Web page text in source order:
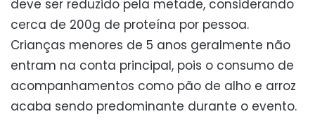
deve ser reduzido pela metade, considerando
cerca de 200g de proteína por pessoa.
Crianças menores de 5 anos geralmente não
entram na conta principal, pois o consumo de
acompanhamentos como pão de alho e arroz
acaba sendo predominante durante o evento.